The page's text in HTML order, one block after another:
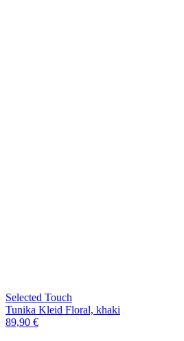
Selected Touch
Tunika Kleid Floral, khaki
89,90 €